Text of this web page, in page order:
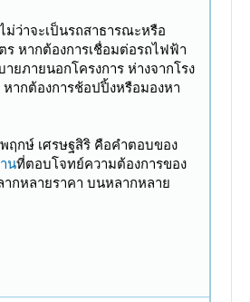
ว่าจะเป็นรถสาธารณะหรือ
ร หากต้องการเชื่อมต่อรถไฟฟ้า
ยภายนอกโครงการ ห่างจากโรง
หากต้องการช้อปปิ้งหรือมองหา
ฤกษ์ เศรษฐสิริ คือคำตอบของ
นที่ตอบโจทย์ความต้องการของ
ากหลายราคา บนหลากหลาย